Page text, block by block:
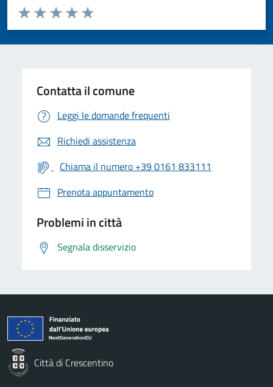
Valuta da 1 a 5 stelle la pagina
Valuta 5 stelle su 5
Valuta 4 stelle su 5
Valuta 3 stelle su 5
Valuta 2 stelle su 5
Valuta 1 stelle su 5
Contatta il comune
Leggi le domande frequenti
Richiedi assistenza
Chiama il numero +39 0161 833111
Prenota appuntamento
Problemi in città
Segnala disservizio
Città di Crescentino